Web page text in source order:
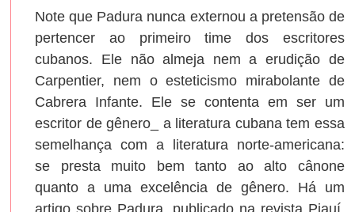
Note que Padura nunca externou a pretensão de
pertencer ao primeiro time dos escritores
cubanos. Ele não almeja nem a erudição de
Carpentier, nem o esteticismo mirabolante de
Cabrera Infante. Ele se contenta em ser um
escritor de gênero_ a literatura cubana tem essa
semelhança com a literatura norte-americana:
se presta muito bem tanto ao alto cânone
quanto a uma excelência de gênero. Há um